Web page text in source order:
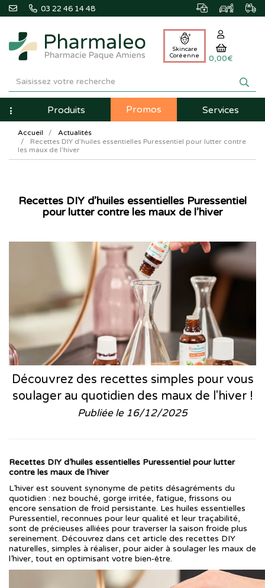
03 22 46 14 48
Pharmaleo
Pharmacie
Paque
Amiens
Skincare
Coréenne
0,00€
NavigationProduits Promos Services
Accueil
Actualités
Recettes DIY d’huiles essentielles Puressentiel pour lutter contre
les maux de l’hiver
Recettes DIY d’huiles essentielles Puressentiel
pour lutter contre les maux de l’hiver
Découvrez des recettes simples pour vous
soulager au quotidien des maux de l'hiver !
Publiée le 16/12/2025
Recettes DIY d’huiles essentielles Puressentiel pour lutter
contre les maux de l’hiver
L’hiver est souvent synonyme de petits désagréments du
quotidien : nez bouché, gorge irritée, fatigue, frissons ou
encore sensation de froid persistante. Les huiles essentielles
Puressentiel, reconnues pour leur qualité et leur traçabilité,
sont de précieuses alliées pour traverser la saison froide plus
sereinement. Découvrez dans cet article des recettes DIY
naturelles, simples à réaliser, pour aider à soulager les maux de
l’hiver, tout en optimisant votre bien‑être.